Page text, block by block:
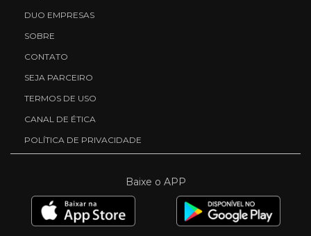
DUO EMPRESAS
SOBRE
CONTATO
SEJA PARCEIRO
TERMOS DE USO
CANAL DE ÉTICA
POLÍTICA DE PRIVACIDADE
Baixe o APP